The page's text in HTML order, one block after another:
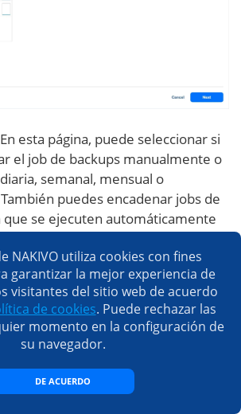
esta página, puede seleccionar si
el job de backups manualmente o
semanal, mensual o
puedes encadenar jobs de
que se ejecuten automáticamente
NAKIVO utiliza cookies con fines
garantizar la mejor experiencia de
visitantes del sitio web de acuerdo
de cookies. Puede rechazar las
momento en la configuración de
su navegador.
DE ACUERDO